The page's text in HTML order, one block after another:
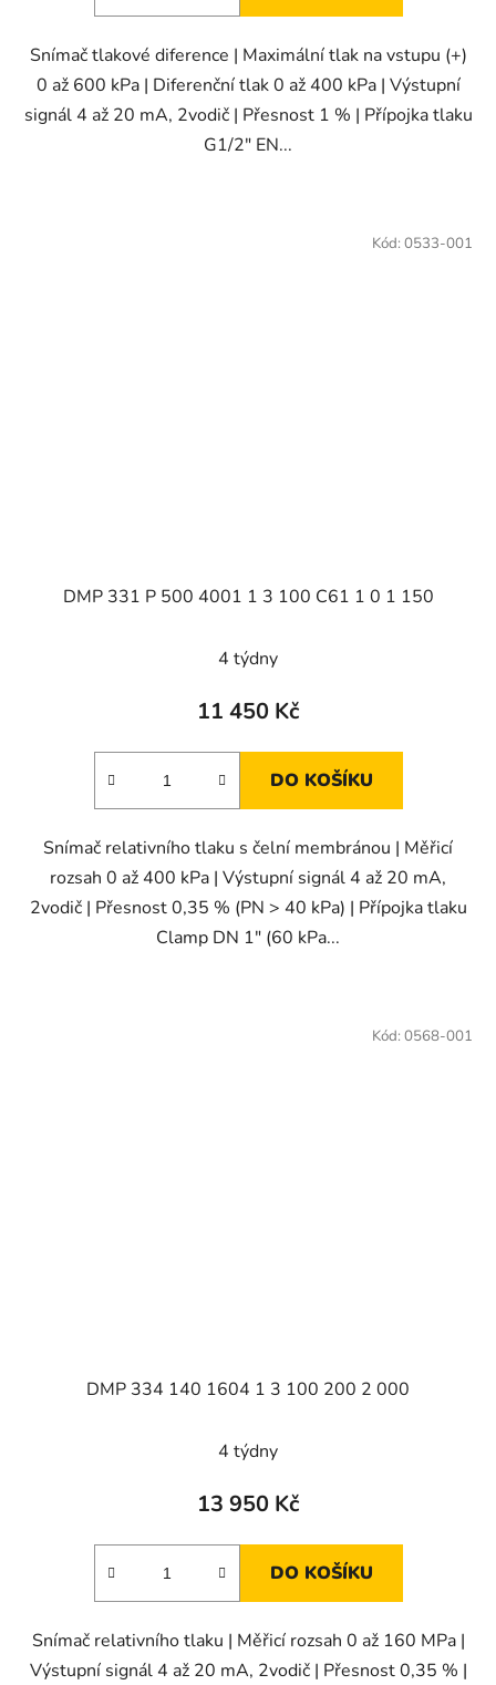
Snímač tlakové diference | Maximální tlak na vstupu (+)
0 až 600 kPa | Diferenční tlak 0 až 400 kPa | Výstupní
signál 4 až 20 mA, 2vodič | Přesnost 1 % | Přípojka tlaku
G1/2" EN...
DMP 331 P 500 4001 1 3 100 C61 1 0 1 150
4 týdny
11 450 Kč
DO KOŠÍKU
Snímač relativního tlaku s čelní membránou | Měřicí
rozsah 0 až 400 kPa | Výstupní signál 4 až 20 mA,
2vodič | Přesnost 0,35 % (PN > 40 kPa) | Přípojka tlaku
Clamp DN 1" (60 kPa...
Kód: 0533-001
DMP 334 140 1604 1 3 100 200 2 000
4 týdny
13 950 Kč
DO KOŠÍKU
Snímač relativního tlaku | Měřicí rozsah 0 až 160 MPa |
Výstupní signál 4 až 20 mA, 2vodič | Přesnost 0,35 % |
Kód: 0568-001